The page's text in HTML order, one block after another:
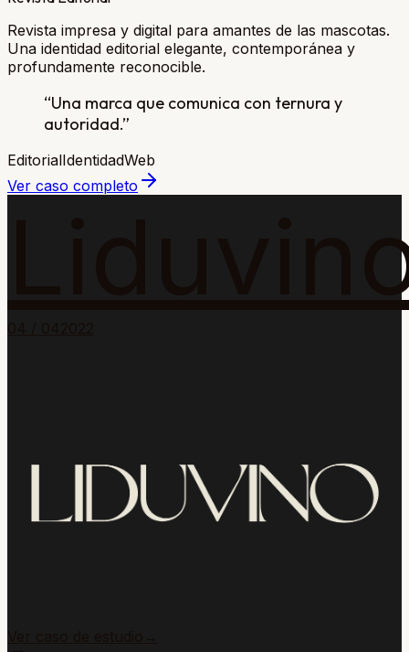
Revista impresa y digital para amantes de las mascotas.
Una identidad editorial elegante, contemporánea y
profundamente reconocible.
“Una marca que comunica con ternura y
autoridad.”
EditorialIdentidadWeb
Ver caso completo